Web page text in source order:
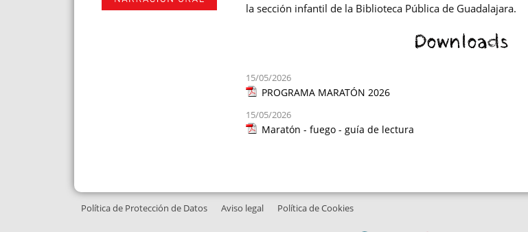
la sección infantil de la Biblioteca Pública de Guadalajara.
Downloads
15/05/2026
PROGRAMA MARATÓN 2026
15/05/2026
Maratón - fuego - guía de lectura
Política de Protección de Datos Aviso legal Política de Cookies